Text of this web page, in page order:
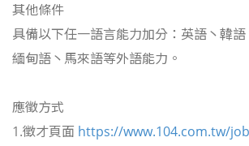
其他條件
具備以下任一語言能力加分：英語丶韓
緬甸語丶馬來語等外語能力。
應徵方式
1.徵才頁面 https://www.104.com.tw/